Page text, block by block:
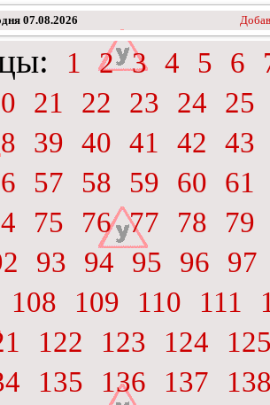
07.08.2026
1 2 3 4 5 6
21 22 23 24
25
39 40 41 42
43
57 58 59 60
61
75 76 77 78
79
93 94 95 96
97
108 109 110 111
122 123 124
135 136 137